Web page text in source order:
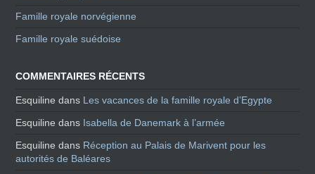
Famille royale norvégienne
Famille royale suédoise
COMMENTAIRES RÉCENTS
Esquiline dans Les vacances de la famille royale d’Egypte
Esquiline dans Isabella de Danemark à l’armée
Esquiline dans Réception au Palais de Marivent pour les
autorités de Baléares